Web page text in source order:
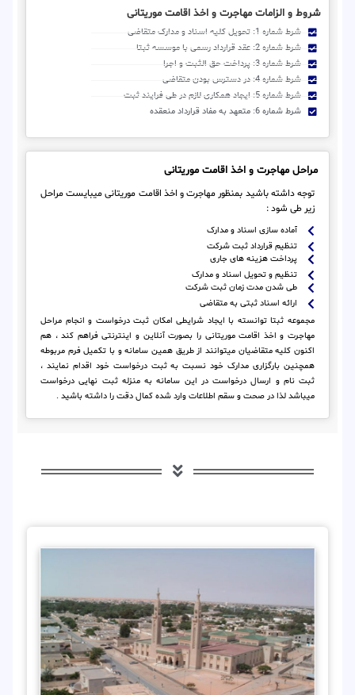
شروط و الزامات مهاجرت و اخذ اقامت موریتانی
شرط شماره 1: تحویل کلیه اسناد و مدارک متقاضی
شرط شماره 2: عقد قرارداد رسمی با موسسه ثبتا
شرط شماره 3: پرداخت حق الثبت و اجرا
شرط شماره 4: در دسترس بودن متقاضی
شرط شماره 5: ایجاد همکاری لازم در طی فرایند ثبت
شرط شماره 6: متعهد به مفاد قرارداد منعقده
مراحل مهاجرت و اخذ اقامت موریتانی
توجه داشته باشید بمنظور مهاجرت و اخذ اقامت موریتانی میبایست مراحل
زیر طی شود :
آماده سازی اسناد و مدارک
تنظیم قرارداد ثبت شرکت
پرداخت هزینه های جاری
تنظیم و تحویل اسناد و مدارک
طی شدن مدت زمان ثبت شرکت
ارائه اسناد ثبتی به متقاضی
مجموعه ثبتا توانسته با ایجاد شرایطی امکان ثبت درخواست و انجام مراحل
مهاجرت و اخذ اقامت موریتانی را بصورت آنلاین و اینترنتی فراهم کند ، هم
اکنون کلیه متقاضیان میتوانند از طریق همین سامانه و با تکمیل فرم مربوطه
همچنین بارگزاری مدارک خود نسبت به ثبت درخواست خود اقدام نمایند ،
ثبت نام و ارسال درخواست در این سامانه به منزله ثبت نهایی درخواست
میباشد لذا در صحت و سقم اطلاعات وارد شده کمال دقت را داشته باشید .